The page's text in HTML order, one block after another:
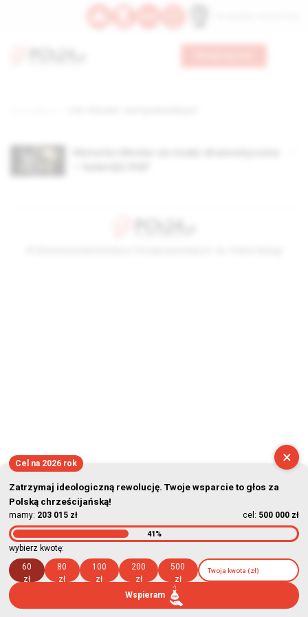
×
Cel na 2026 rok
Zatrzymaj ideologiczną rewolucję. Twoje wsparcie to głos za
Polską chrześcijańską!
mamy: 203 015 zł cel: 500 000 zł
41%
wybierz kwotę:
60
zł
80
zł
100
zł
200
zł
500
zł
Wspieram